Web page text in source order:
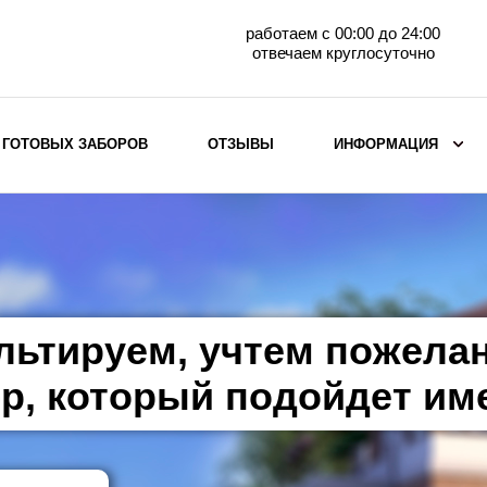
работаем с 00:00 до 24:00
отвечаем круглосуточно
горизонтального
Металлические заборы для дачи
Забор жалюзи с кирпичными столбами
Металлические заборы
Металлические ограждения
ГОТОВЫХ ЗАБОРОВ ОТЗЫВЫ ИНФОРМАЦИЯ
учтем
который подойдет